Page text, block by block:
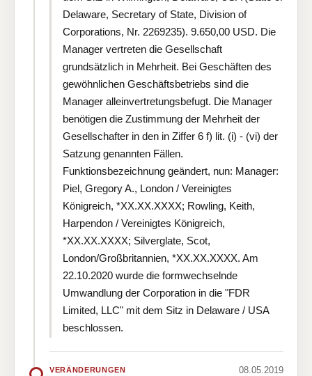
Delaware, Secretary of State, Division of
Corporations, Nr. 2269235). 9.650,00 USD. Die
Manager vertreten die Gesellschaft
grundsätzlich in Mehrheit. Bei Geschäften des
gewöhnlichen Geschäftsbetriebs sind die
Manager alleinvertretungsbefugt. Die Manager
benötigen die Zustimmung der Mehrheit der
Gesellschafter in den in Ziffer 6 f) lit. (i) - (vi) der
Satzung genannten Fällen.
Funktionsbezeichnung geändert, nun: Manager:
Piel, Gregory A., London / Vereinigtes
Königreich, *XX.XX.XXXX; Rowling, Keith,
Harpendon / Vereinigtes Königreich,
*XX.XX.XXXX; Silverglate, Scot,
London/Großbritannien, *XX.XX.XXXX. Am
22.10.2020 wurde die formwechselnde
Umwandlung der Corporation in die "FDR
Limited, LLC" mit dem Sitz in Delaware / USA
beschlossen.
VERÄNDERUNGEN 08.05.2019